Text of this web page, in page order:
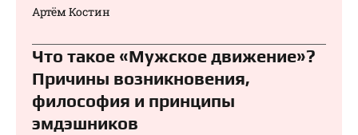
Артём Костин
Что такое «Мужское движение»?
Причины возникновения,
философия и принципы
эмдэшников